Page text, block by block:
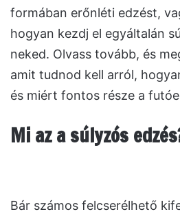
formában erőnléti edzést,
hogyan kezdj el egyáltalán
neked. Olvass tovább, és
amit tudnod kell arról,
és miért fontos része a
Mi az a súlyzós
Bár számos felcserélhető